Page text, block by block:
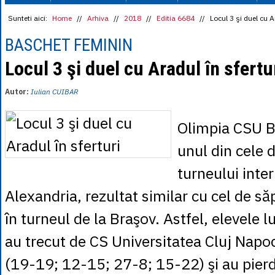
1 CHF= 5.2813
1 CNY = 0.6015
1 HUF
= 1.2223
1 INR= 0.0513
1 NOK = 0.4191
1 NZD
1 PLN= 1.1646
1 RUB = 0.0530
1 TRY = 0.1141
1 UAH= 0.1048
1 XDR= 5.9383
1 ZAR= 0.2318
Sunteti aici: Home // Arhiva // 2018 // Editia 6684 // Locul 3 şi duel cu
BASCHET FEMININ
Locul 3 şi duel cu Aradul în
Autor: Iulian CUIBAR
Olimpia CSU
unul din cele
turneului
Alexandria, rezultat similar cu cel de
în turneul de la Braşov. Astfel, elevele
au trecut de CS Universitatea Cluj
(19-19; 12-15; 27-8; 15-22) şi au